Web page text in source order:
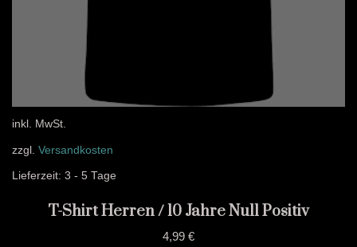
inkl. MwSt.
zzgl. Versandkosten
Lieferzeit: 3 - 5 Tage
T-Shirt Herren / 10 Jahre Null Positiv
4,99 €